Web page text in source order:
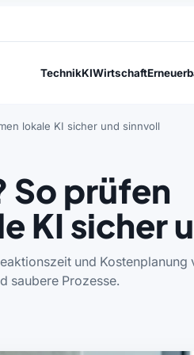
TechnikKIWirtschaft
lokale KI sicher und sinnvoll
So prüfen
KI sicher
und Kostenplanung
saubere Prozesse.